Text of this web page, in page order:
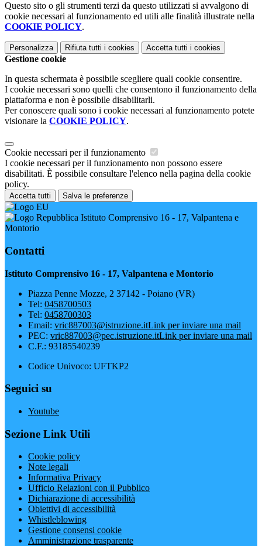
Questo sito o gli strumenti terzi da questo utilizzati si avvalgono di
cookie necessari al funzionamento ed utili alle finalità illustrate nella
COOKIE POLICY.
Personalizza Rifiuta tutti i cookies Accetta tutti i cookies
Gestione cookie
In questa schermata è possibile scegliere quali cookie consentire.
I cookie necessari sono quelli che consentono il funzionamento della
piattaforma e non è possibile disabilitarli.
Per conoscere quali sono i cookie necessari al funzionamento potete
visionare la COOKIE POLICY.
Cookie necessari per il funzionamento
I cookie necessari per il funzionamento non possono essere
disabilitati. È possibile consultare l'elenco nella pagina della cookie
policy.
Accetta tutti Salva le preferenze
Istituto Comprensivo 16 - 17, Valpantena e
Montorio
Contatti
Istituto Comprensivo 16 - 17, Valpantena e Montorio
Piazza Penne Mozze, 2 37142 - Poiano (VR)
Tel: 0458700503
Tel: 0458700303
Email: vric887003@istruzione.itLink per inviare una mail
PEC: vric887003@pec.istruzione.itLink per inviare una mail
C.F.: 93185540239
Codice Univoco: UFTKP2
Seguici su
Youtube
Sezione Link Utili
Cookie policy
Note legali
Informativa Privacy
Ufficio Relazioni con il Pubblico
Dichiarazione di accessibilità
Obiettivi di accessibilità
Whistleblowing
Gestione consensi cookie
Amministrazione trasparente